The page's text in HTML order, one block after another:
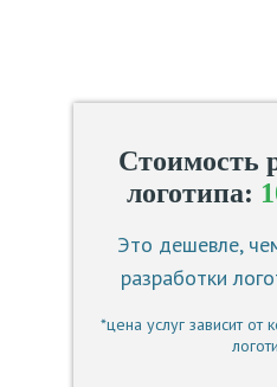
Стоимость
логотипа:
Это дешевле,
разработки
*цена услуг зависит от